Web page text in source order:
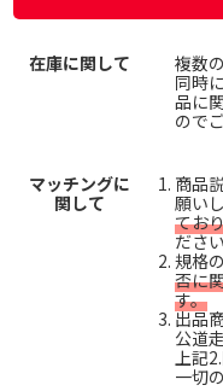
在庫に関して
複数
同時
品に
ので
マッチングに
関して
商品
願い
てお
ださ
規格
否に
す。
出品
公道
上記
一切